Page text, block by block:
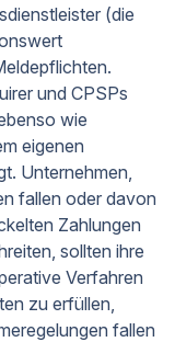
(die
und CPSPs
wie
eigenen
Unternehmen,
fallen oder davon
Zahlungen
sollten ihre
Verfahren
zu erfüllen,
fallen